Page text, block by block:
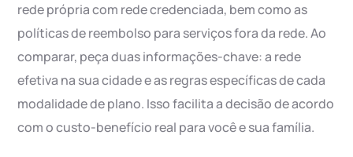
rede própria com rede credenciada, bem como as
políticas de reembolso para serviços fora da rede. Ao
comparar, peça duas informações-chave: a rede
efetiva na sua cidade e as regras específicas de cada
modalidade de plano. Isso facilita a decisão de acordo
com o custo-benefício real para você e sua família.